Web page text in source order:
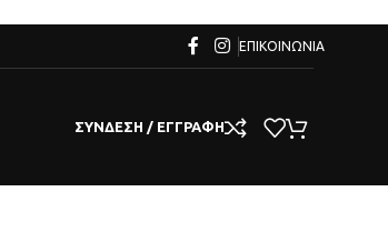
ΕΠΙΚΟΙΝΩΝΊΑ
ΣΎΝΔΕΣΗ / ΕΓΓΡΑΦΉ